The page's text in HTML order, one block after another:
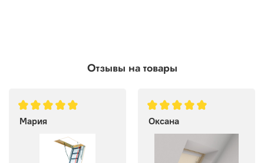
Отзывы на товары
Мария Оксана